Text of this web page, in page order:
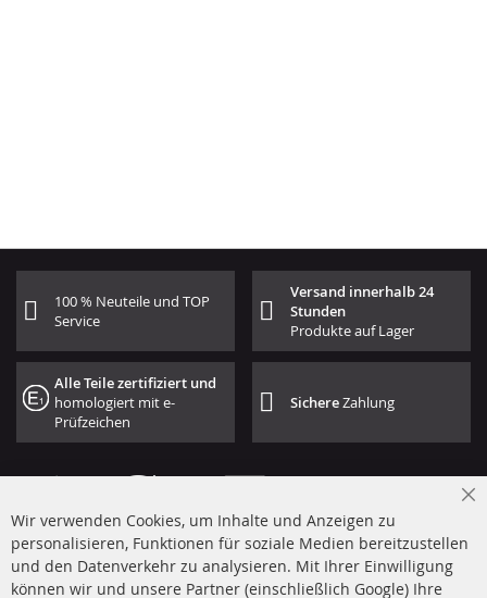
100 % Neuteile und TOP
Service
Versand innerhalb 24
Stunden
Produkte auf Lager
Alle Teile zertifiziert und
homologiert mit e-
Prüfzeichen
SichereZahlung
+49 (0) 4533 799 00 0
Wir verwenden Cookies, um Inhalte und Anzeigen zu
personalisieren, Funktionen für soziale Medien bereitzustellen
und den Datenverkehr zu analysieren. Mit Ihrer Einwilligung
können wir und unsere Partner (einschließlich Google) Ihre